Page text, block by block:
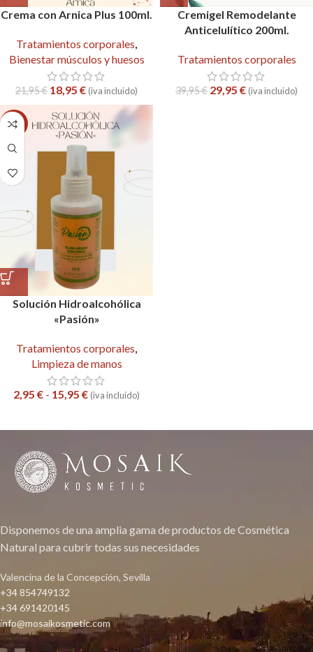
Crema con Arnica Plus 100ml.
Tratamientos corporales,
Bienestar músculos y huesos
21,95€ 18,95 € (iva incluido)
Cremigel Remodelante
Anticelulítico 200ml.
Tratamientos corporales
39,95€ 29,95 € (iva incluido)
-34%
Solución Hidroalcohólica
«Pasión»
Tratamientos corporales,
Limpieza de manos
2,95 € - 15,95 € (iva incluido)
Disponemos de una amplia gama de productos de Cosmética
Natural para cubrir todas sus necesidades
Valencina de la Concepción, Sevilla
+34 854749132
+34 691420145
info@mosaikosmetic.com